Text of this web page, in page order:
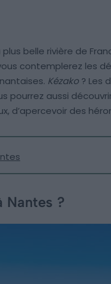
plus belle rivière de
contemplerez les
Kézako ? Les
aussi
d’apercevoir des
Nantes ?